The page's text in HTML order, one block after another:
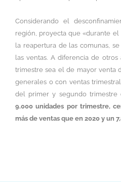
Considerando el
región, proyecta que «durante
la reapertura de las comunas,
las ventas. A diferencia de
trimestre sea el de mayor venta
generales o con ventas
del primer y segundo trimestre
9.000 unidades por trimestre,
más de ventas que en 2020 y un